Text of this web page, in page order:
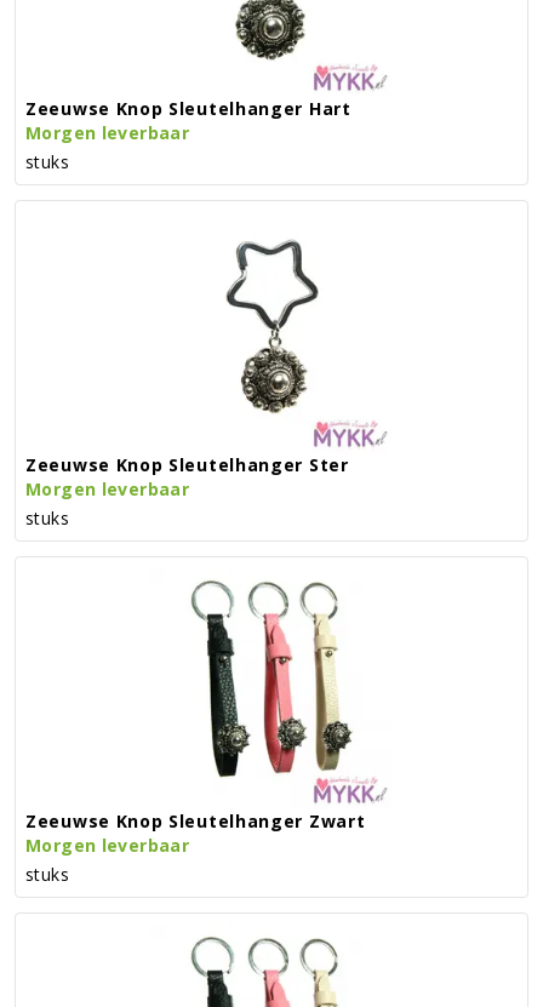
Zeeuwse Knop Sleutelhanger Hart
Morgen leverbaar
stuks
Zeeuwse Knop Sleutelhanger Ster
Morgen leverbaar
stuks
Zeeuwse Knop Sleutelhanger Zwart
Morgen leverbaar
stuks